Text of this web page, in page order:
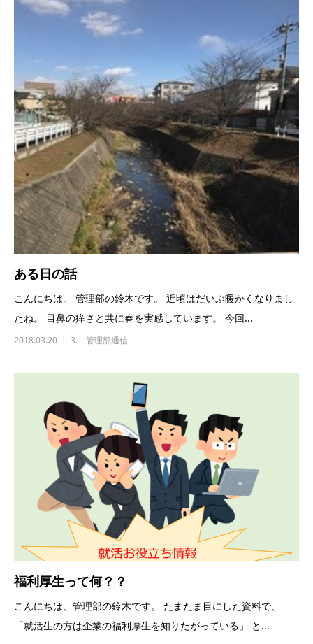
ある日の話
こんにちは。 管理部の鈴木です。 近頃はだいぶ暖かくなりまし
たね。 目鼻の痒さと共に春を実感しています。 今回...
2018.03.20 3. 管理部通信
福利厚生って何？？
こんにちは、管理部の鈴木です。 たまたま目にした資料で、
「就活生の方は企業の福利厚生を知りたがっている」 と...